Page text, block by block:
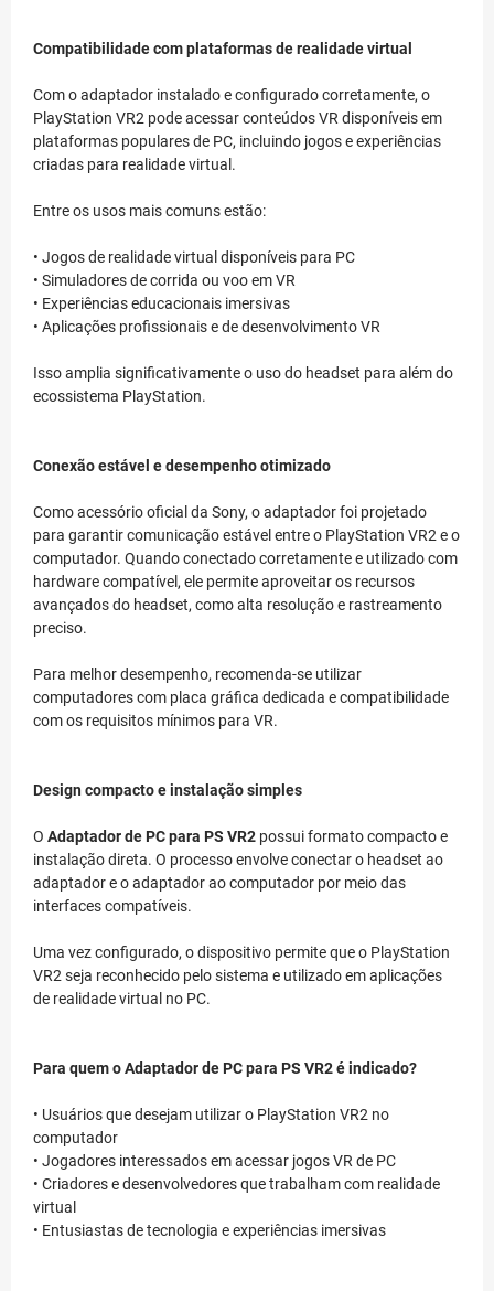
Compatibilidade com plataformas de realidade virtual
Com o adaptador instalado e configurado corretamente, o
PlayStation VR2 pode acessar conteúdos VR disponíveis em
plataformas populares de PC, incluindo jogos e experiências
criadas para realidade virtual.
Entre os usos mais comuns estão:
• Jogos de realidade virtual disponíveis para PC
• Simuladores de corrida ou voo em VR
• Experiências educacionais imersivas
• Aplicações profissionais e de desenvolvimento VR
Isso amplia significativamente o uso do headset para além do
ecossistema PlayStation.
Conexão estável e desempenho otimizado
Como acessório oficial da Sony, o adaptador foi projetado
para garantir comunicação estável entre o PlayStation VR2 e o
computador. Quando conectado corretamente e utilizado com
hardware compatível, ele permite aproveitar os recursos
avançados do headset, como alta resolução e rastreamento
preciso.
Para melhor desempenho, recomenda-se utilizar
computadores com placa gráfica dedicada e compatibilidade
com os requisitos mínimos para VR.
Design compacto e instalação simples
O Adaptador de PC para PS VR2 possui formato compacto e
instalação direta. O processo envolve conectar o headset ao
adaptador e o adaptador ao computador por meio das
interfaces compatíveis.
Uma vez configurado, o dispositivo permite que o PlayStation
VR2 seja reconhecido pelo sistema e utilizado em aplicações
de realidade virtual no PC.
Para quem o Adaptador de PC para PS VR2 é indicado?
• Usuários que desejam utilizar o PlayStation VR2 no
computador
• Jogadores interessados em acessar jogos VR de PC
• Criadores e desenvolvedores que trabalham com realidade
virtual
• Entusiastas de tecnologia e experiências imersivas